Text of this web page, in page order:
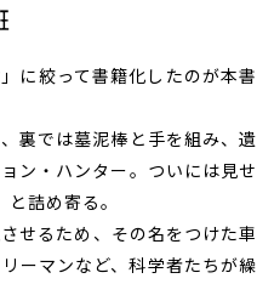
に絞って書籍化したのが本書
裏では墓泥棒と手を組み、遺
ン・ハンター。ついには見せ
詰め寄る。
せるため、その名をつけた車
ーマンなど、科学者たちが繰